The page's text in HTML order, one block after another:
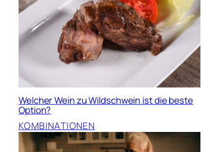
Welcher Wein zu Wildschwein ist die beste
Option?
KOMBINATIONEN